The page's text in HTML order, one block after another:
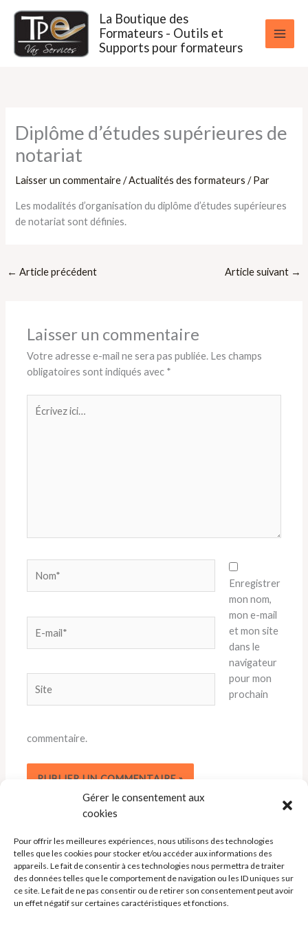
Gérer le consentement aux
cookies
Pour offrir les meilleures expériences, nous utilisons des technologies
telles que les cookies pour stocker et/ou accéder aux informations des
appareils. Le fait de consentir à ces technologies nous permettra de traiter
des données telles que le comportement de navigation ou les ID uniques sur
ce site. Le fait de ne pas consentir ou de retirer son consentement peut avoir
un effet négatif sur certaines caractéristiques et fonctions.
contenu
La Boutique des
Formateurs - Outils et
Supports pour formateurs
Diplôme d’études supérieures de
notariat
Laisser un commentaire /Actualités des formateurs / Par
Les modalités d’organisation du diplôme d’études supérieures
de notariat sont définies.
← Article précédent Article suivant →
Laisser un commentaire
Votre adresse e-mail ne sera pas publiée. Les champs
obligatoires sont indiqués avec *
ici…
mail*
Enregistrer
mon nom,
mon e-mail
et mon site
dans le
navigateur
pour mon
prochain
commentaire.